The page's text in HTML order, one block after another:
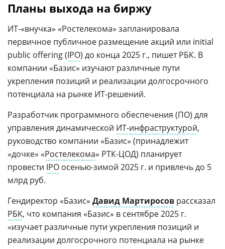
Планы выхода на биржу
ИТ-«внучка» «Ростелекома» запланировала
первичное публичное размещение акций или initial
public offering (IPO) до конца 2025 г., пишет РБК. В
компании «Базис» изучают различные пути
укрепления позиций и реализации долгосрочного
потенциала на рынке ИТ-решений.
Разработчик программного обеспечения (ПО) для
управления динамической ИТ-инфраструктурой,
руководство компании «Базис» (принадлежит
«дочке» «Ростелекома» РТК-ЦОД) планирует
провести IPO осенью-зимой 2025 г. и привлечь до 5
млрд руб.
Гендиректор «Базис» Давид Мартиросов рассказал
РБК, что компания «Базис» в сентябре 2025 г.
«изучает различные пути укрепления позиций и
реализации долгосрочного потенциала на рынке